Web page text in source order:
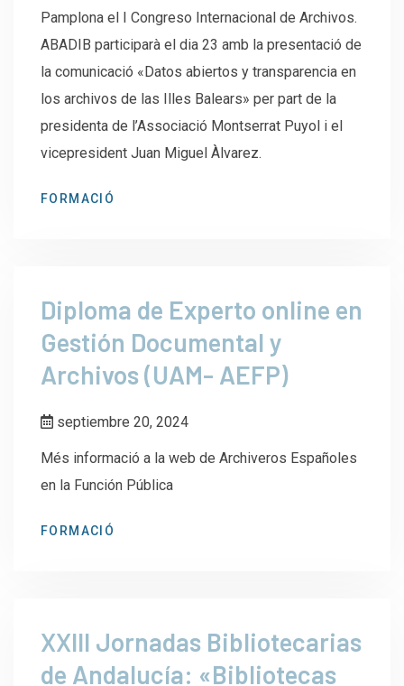
Pamplona el I Congreso Internacional de Archivos.
ABADIB participarà el dia 23 amb la presentació de
la comunicació «Datos abiertos y transparencia en
los archivos de las Illes Balears» per part de la
presidenta de l’Associació Montserrat Puyol i el
vicepresident Juan Miguel Àlvarez.
FORMACIÓ
Diploma de Experto online en
Gestión Documental y
Archivos (UAM- AEFP)
septiembre 20, 2024
Més informació a la web de Archiveros Españoles
en la Función Pública
FORMACIÓ
XXIII Jornadas Bibliotecarias
de Andalucía: «Bibliotecas